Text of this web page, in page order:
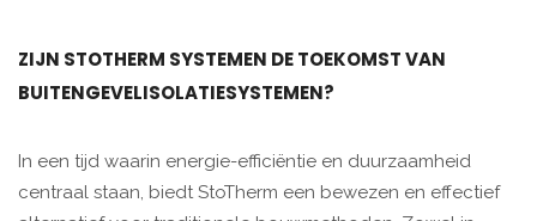
ZIJN STOTHERM SYSTEMEN DE TOEKOMST VAN
BUITENGEVELISOLATIESYSTEMEN?
In een tijd waarin energie-efficiëntie en duurzaamheid
centraal staan, biedt StoTherm een bewezen en effectief